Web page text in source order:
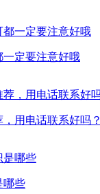
定要注意好哦
用电话联系好吗？
哪些